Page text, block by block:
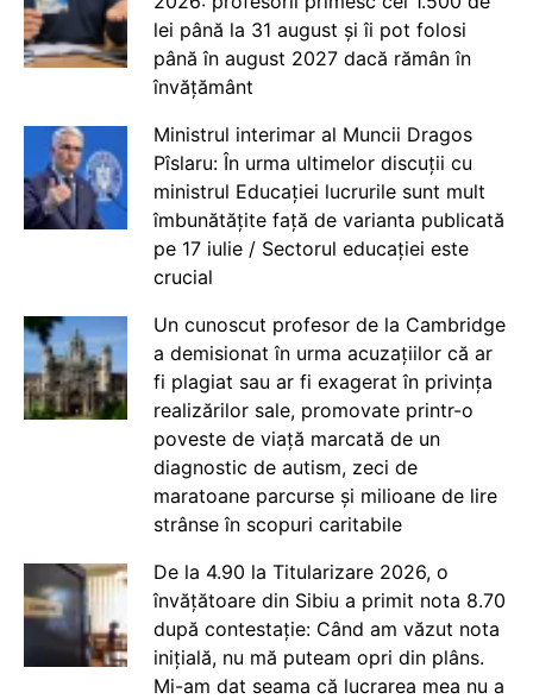
lei până la 31 august și îi pot folosi
până în august 2027 dacă rămân în
învățământ
Ministrul interimar al Muncii Dragos
Pîslaru: În urma ultimelor discuții cu
ministrul Educației lucrurile sunt mult
îmbunătățite față de varianta publicată
pe 17 iulie / Sectorul educației este
crucial
Un cunoscut profesor de la Cambridge
a demisionat în urma acuzațiilor că ar
fi plagiat sau ar fi exagerat în privința
realizărilor sale, promovate printr-o
poveste de viață marcată de un
diagnostic de autism, zeci de
maratoane parcurse și milioane de lire
strânse în scopuri caritabile
De la 4.90 la Titularizare 2026, o
învățătoare din Sibiu a primit nota 8.70
după contestație: Când am văzut nota
inițială, nu mă puteam opri din plâns.
Mi-am dat seama că lucrarea mea nu a